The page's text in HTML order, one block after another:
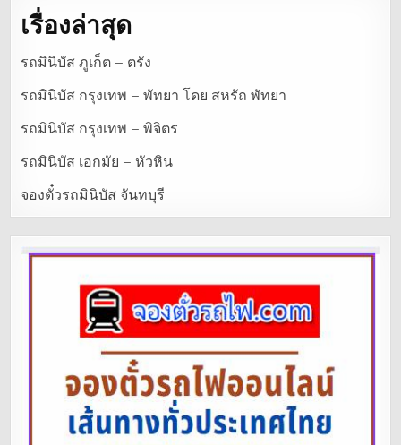
เรื่องล่าสุด
รถมินิบัส ภูเก็ต – ตรัง
รถมินิบัส กรุงเทพ – พัทยา โดย สหรัถ พัทยา
รถมินิบัส กรุงเทพ – พิจิตร
รถมินิบัส เอกมัย – หัวหิน
จองตั๋วรถมินิบัส จันทบุรี